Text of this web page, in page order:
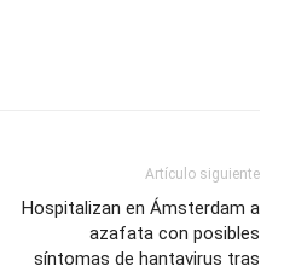
Artículo siguiente
Hospitalizan en Ámsterdam a
azafata con posibles
síntomas de hantavirus tras